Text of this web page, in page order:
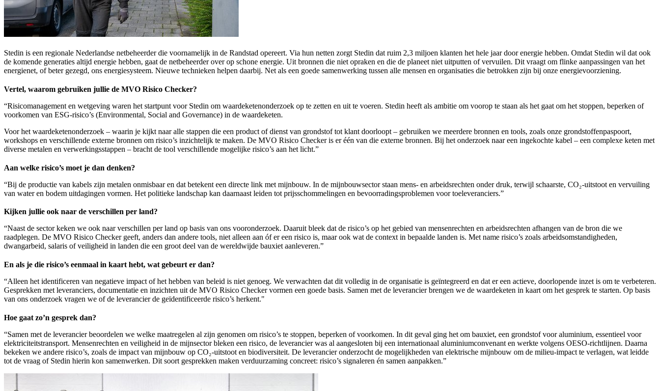
Stedin is een regionale Nederlandse netbeheerder die voornamelijk in de Randstad opereert. Via hun netten zorgt Stedin dat ruim 2,3 miljoen klanten het hele jaar door energie hebben. Omdat Stedin wil dat ook
de komende generaties altijd energie hebben, gaat de netbeheerder over op schone energie. Uit bronnen die niet opraken en die de planeet niet uitputten of vervuilen. Dit vraagt om flinke aanpassingen van het
energienet, of beter gezegd, ons energiesysteem. Nieuwe technieken helpen daarbij. Net als een goede samenwerking tussen alle mensen en organisaties die betrokken zijn bij onze energievoorziening.
Vertel, waarom gebruiken jullie de MVO Risico Checker?
“Risicomanagement en wetgeving waren het startpunt voor Stedin om waardeketenonderzoek op te zetten en uit te voeren. Stedin heeft als ambitie om voorop te staan als het gaat om het stoppen, beperken of
voorkomen van ESG-risico’s (Environmental, Social and Governance) in de waardeketen.
Voor het waardeketenonderzoek – waarin je kijkt naar alle stappen die een product of dienst van grondstof tot klant doorloopt – gebruiken we meerdere bronnen en tools, zoals onze grondstoffenpaspoort,
workshops en verschillende externe bronnen om risico’s inzichtelijk te maken. De MVO Risico Checker is er één van die externe bronnen. Bij het onderzoek naar een ingekochte kabel – een complexe keten met
diverse metalen en verwerkingsstappen – bracht de tool verschillende mogelijke risico’s aan het licht.”
Aan welke risico’s moet je dan denken?
“Bij de productie van kabels zijn metalen onmisbaar en dat betekent een directe link met mijnbouw. In de mijnbouwsector staan mens- en arbeidsrechten onder druk, terwijl schaarste, CO₂-uitstoot en vervuiling
van water en bodem uitdagingen vormen. Het politieke landschap kan daarnaast leiden tot prijsschommelingen en bevoorradingsproblemen voor toeleveranciers.”
Kijken jullie ook naar de verschillen per land?
“Naast de sector keken we ook naar verschillen per land op basis van ons vooronderzoek. Daaruit bleek dat de risico’s op het gebied van mensenrechten en arbeidsrechten afhangen van de bron die we
raadplegen. De MVO Risico Checker geeft, anders dan andere tools, niet alleen aan óf er een risico is, maar ook wat de context in bepaalde landen is. Met name risico’s zoals arbeidsomstandigheden,
dwangarbeid, salaris of veiligheid in landen die een groot deel van de wereldwijde bauxiet aanleveren.”
En als je die risico’s eenmaal in kaart hebt, wat gebeurt er dan?
“Alleen het identificeren van negatieve impact of het hebben van beleid is niet genoeg. We verwachten dat dit volledig in de organisatie is geïntegreerd en dat er een actieve, doorlopende inzet is om te verbeteren.
Gesprekken met leveranciers, documentatie en inzichten uit de MVO Risico Checker vormen een goede basis. Samen met de leverancier brengen we de waardeketen in kaart om het gesprek te starten. Op basis
van ons onderzoek vragen we of de leverancier de geïdentificeerde risico’s herkent."
Hoe gaat zo’n gesprek dan?
“Samen met de leverancier beoordelen we welke maatregelen al zijn genomen om risico’s te stoppen, beperken of voorkomen. In dit geval ging het om bauxiet, een grondstof voor aluminium, essentieel voor
elektriciteitstransport. Mensenrechten en veiligheid in de mijnsector bleken een risico, de leverancier was al aangesloten bij een internationaal aluminiumconvenant en werkte volgens OESO-richtlijnen. Daarna
bekeken we andere risico’s, zoals de impact van mijnbouw op CO₂-uitstoot en biodiversiteit. De leverancier onderzocht de mogelijkheden van elektrische mijnbouw om de milieu-impact te verlagen, wat leidde
tot de vraag of Stedin hierin kon samenwerken. Dit soort gesprekken maken verduurzaming concreet: risico’s signaleren én samen aanpakken.”